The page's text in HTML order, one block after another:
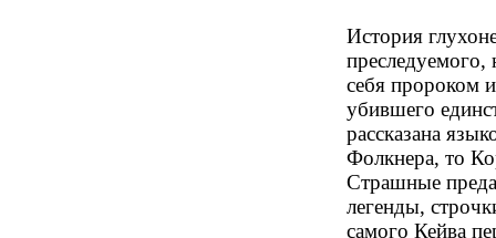
История
преследуемого,
себя пророком
убившего
рассказана
Фолкнера, то
Страшные
легенды,
самого Кейва